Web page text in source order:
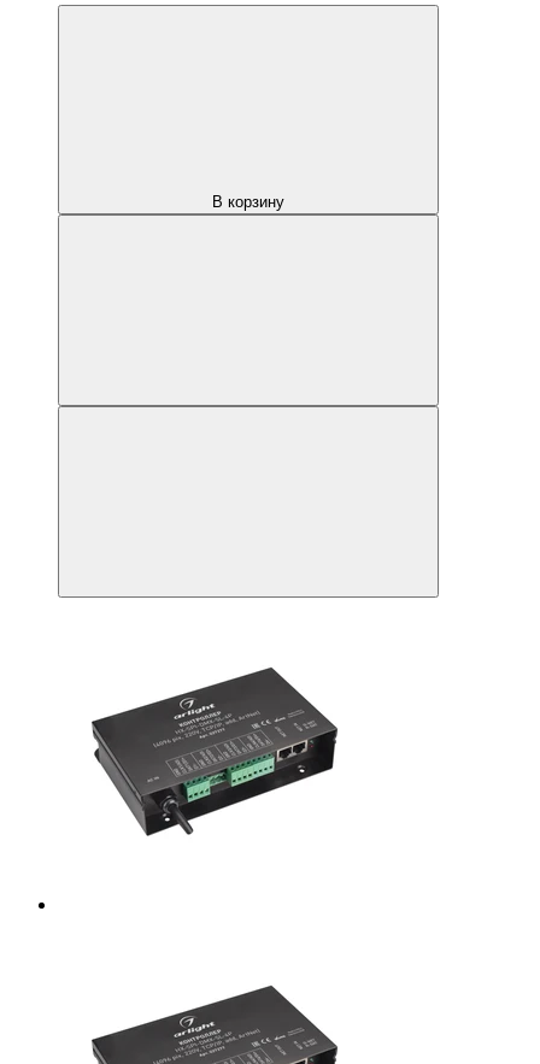
В корзину